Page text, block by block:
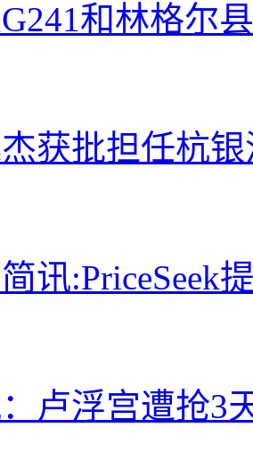
和林格尔
获批担任杭
讯:PriceSeek
卢浮宫遭抢3